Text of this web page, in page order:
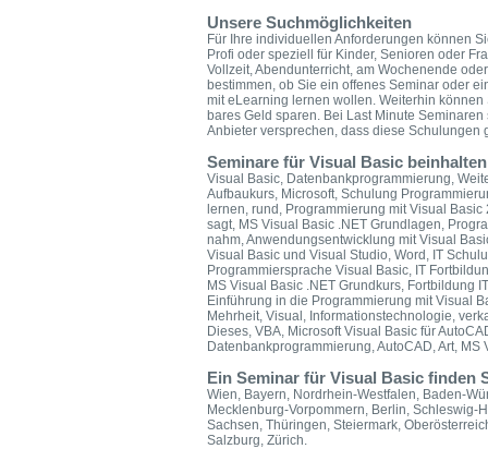
Unsere Suchmöglichkeiten
Für Ihre individuellen Anforderungen können
Profi oder speziell für Kinder, Senioren oder
Vollzeit, Abendunterricht, am Wochenende
bestimmen, ob Sie ein offenes Seminar oder
mit eLearning lernen wollen. Weiterhin
bares Geld sparen. Bei Last Minute
Anbieter versprechen, dass diese Schulungen
Seminare für Visual Basic
Visual Basic, Datenbankprogrammierung,
Aufbaukurs, Microsoft, Schulung
lernen, rund, Programmierung mit Visual
sagt, MS Visual Basic .NET Grundlagen,
nahm, Anwendungsentwicklung mit Visual
Visual Basic und Visual Studio, Word, IT
Programmiersprache Visual Basic, IT
MS Visual Basic .NET Grundkurs, Fortbildung
Einführung in die Programmierung mit Visual
Mehrheit, Visual, Informationstechnologie,
Dieses, VBA, Microsoft Visual Basic für
Datenbankprogrammierung, AutoCAD, Art, MS
Ein Seminar für Visual Basic finden
Wien, Bayern, Nordrhein-Westfalen, Baden-
Mecklenburg-Vorpommern, Berlin,
Sachsen, Thüringen, Steiermark,
Salzburg, Zürich.